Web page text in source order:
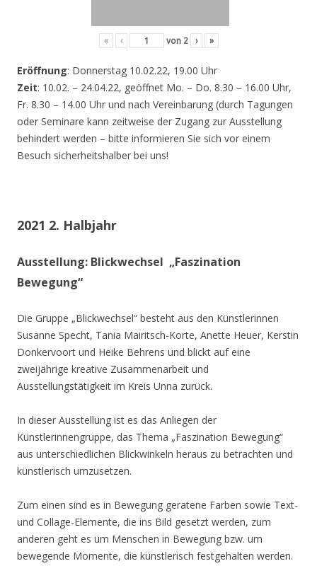
« ‹ von 2 › »
Eröffnung: Donnerstag 10.02.22, 19.00 Uhr
Zeit: 10.02. – 24.04.22, geöffnet Mo. – Do. 8.30 – 16.00 Uhr,
Fr. 8.30 – 14.00 Uhr und nach Vereinbarung (durch Tagungen
oder Seminare kann zeitweise der Zugang zur Ausstellung
behindert werden – bitte informieren Sie sich vor einem
Besuch sicherheitshalber bei uns!
2021 2. Halbjahr
Ausstellung: Blickwechsel „Faszination
Bewegung“
Die Gruppe „Blickwechsel“ besteht aus den Künstlerinnen
Susanne Specht, Tania Mairitsch-Korte, Anette Heuer, Kerstin
Donkervoort und Heike Behrens und blickt auf eine
zweijährige kreative Zusammenarbeit und
Ausstellungstätigkeit im Kreis Unna zurück.
In dieser Ausstellung ist es das Anliegen der
Künstlerinnengruppe, das Thema „Faszination Bewegung“
aus unterschiedlichen Blickwinkeln heraus zu betrachten und
künstlerisch umzusetzen.
Zum einen sind es in Bewegung geratene Farben sowie Text-
und Collage-Elemente, die ins Bild gesetzt werden, zum
anderen geht es um Menschen in Bewegung bzw. um
bewegende Momente, die künstlerisch festgehalten werden.